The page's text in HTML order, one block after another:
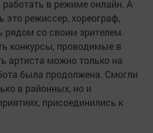
в режиме онлайн. А
это режиссер, хореограф,
рядом со своим зрителем.
конкурсы, проводимые в
артиста можно только на
была продолжена. Смогли
в районных, но и
присоединились к